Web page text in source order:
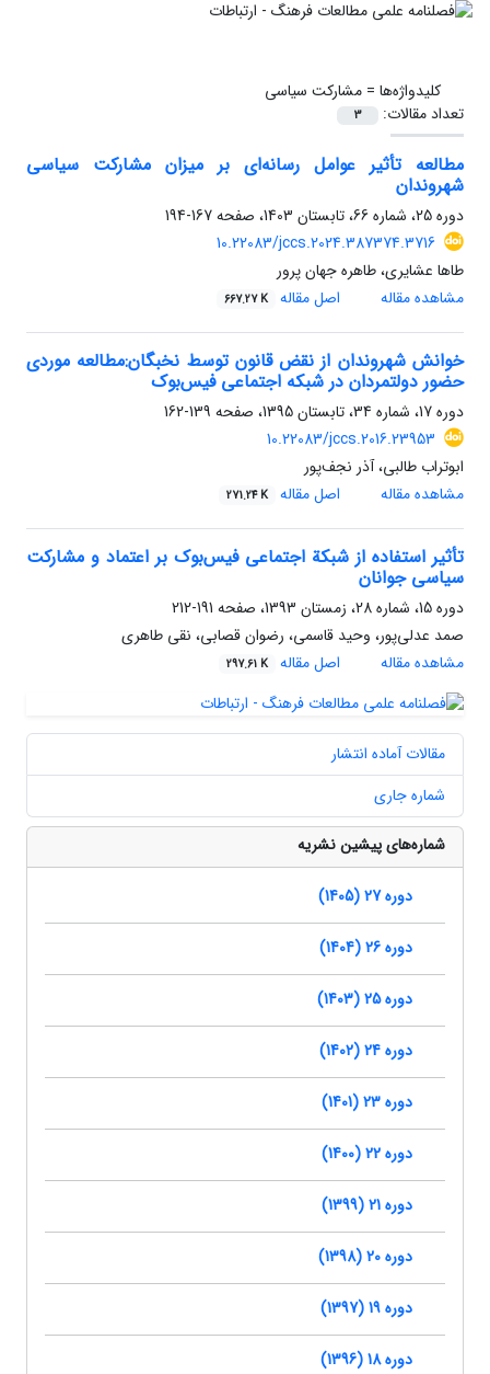
کلیدواژه‌ها =مشارکت سیاسی
تعداد مقالات:
3
مطالعه تأثیر عوامل رسانه‌ای بر میزان مشارکت سیاسی
شهروندان
دوره 25، شماره 66، تابستان 1403، صفحه
167-194
10.22083/jccs.2024.387374.3716
طاها عشایری، طاهره جهان پرور
مشاهده مقاله
اصل مقاله 667.27 K
خوانش شهروندان از نقض قانون توسط نخبگان:مطالعه موردی
حضور دولتمردان در شبکه اجتماعی فیس‌بوک
دوره 17، شماره 34، تابستان 1395، صفحه
139-162
10.22083/jccs.2016.23953
ابوتراب ‌طالبی، آذر نجف‌پور
مشاهده مقاله
اصل مقاله 271.24 K
تأثیر استفاده از شبکة اجتماعی فیس‌بوک بر اعتماد و مشارکت
سیاسی جوانان
دوره 15، شماره 28، زمستان 1393، صفحه
191-212
صمد عدلی‌پور، وحید قاسمی، رضوان قصابی، نقی طاهری
مشاهده مقاله
اصل مقاله 297.61 K
مقالات آماده انتشار
شماره جاری
شماره‌های پیشین نشریه
دوره 27 (1405)
دوره 26 (1404)
دوره 25 (1403)
دوره 24 (1402)
دوره 23 (1401)
دوره 22 (1400)
دوره 21 (1399)
دوره 20 (1398)
دوره 19 (1397)
دوره 18 (1396)